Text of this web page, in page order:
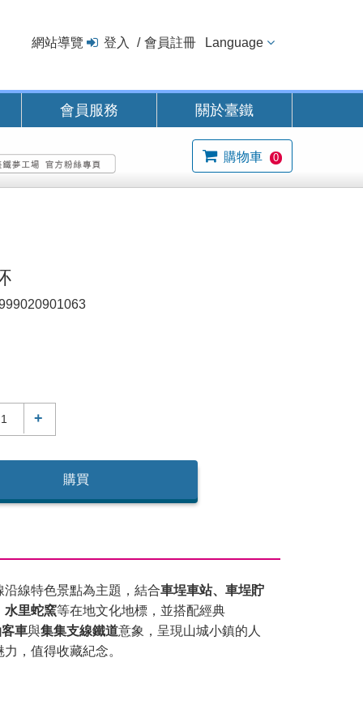
網站導覽 登入 會員註冊 Language
會員服務 關於臺鐵
購物車 0
+
購買
沿線特色景點為主題，結合車埕車站、車埕貯
水里蛇窯等在地文化地標，並搭配經典
車與集集支線鐵道意象，呈現山城小鎮的人
，值得收藏紀念。